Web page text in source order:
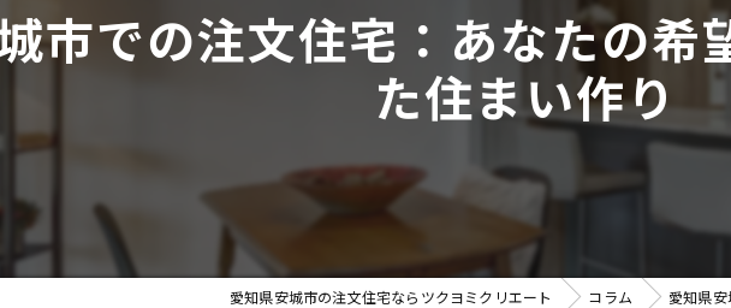
市での注文住宅：あなたの希
た住まい作り
愛知県安城市の注文住宅ならツクヨミクリエート コラム 愛知県